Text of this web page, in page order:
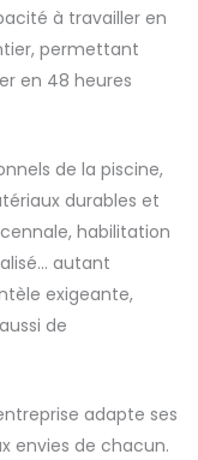
à travailler en
permettant
en 48 heures
de la piscine,
durables et
habilitation
autant
exigeante,
de
adapte ses
envies de chacun.